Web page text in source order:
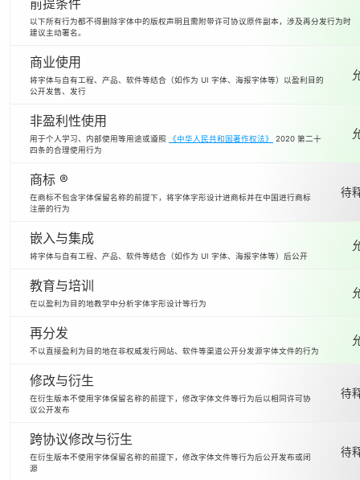
以下所有行为都不得删除字体中的版权声明且需附带许可协议原件副本，涉及再分发行为时
建议主动署名。
商业使用
将字体与自有工程、产品、软件等结合（如作为 UI 字体、海报字体等）以盈利目的
公开发售、发行
非盈利性使用
用于个人学习、内部使用等用途或遵照 《中华人民共和国著作权法》
2020 第二十
四条的合理使用行为
商标 ®
在商标不包含字体保留名称的前提下，将字体字形设计进商标并在中国进行商标
注册的行为
待
嵌入与集成
将字体与自有工程、产品、软件等结合（如作为 UI 字体、海报字体等）后公开
教育与培训
在以盈利为目的地教学中分析字体字形设计等行为
再分发
不以直接盈利为目的地在非权威发行网站、软件等渠道公开分发源字体文件的行为
修改与衍生
在衍生版本不使用字体保留名称的前提下，修改字体文件等行为后以相同许可协
议公开发布
待
跨协议修改与衍生
在衍生版本不使用字体保留名称的前提下，修改字体文件等行为后公开发布或闭
源
待